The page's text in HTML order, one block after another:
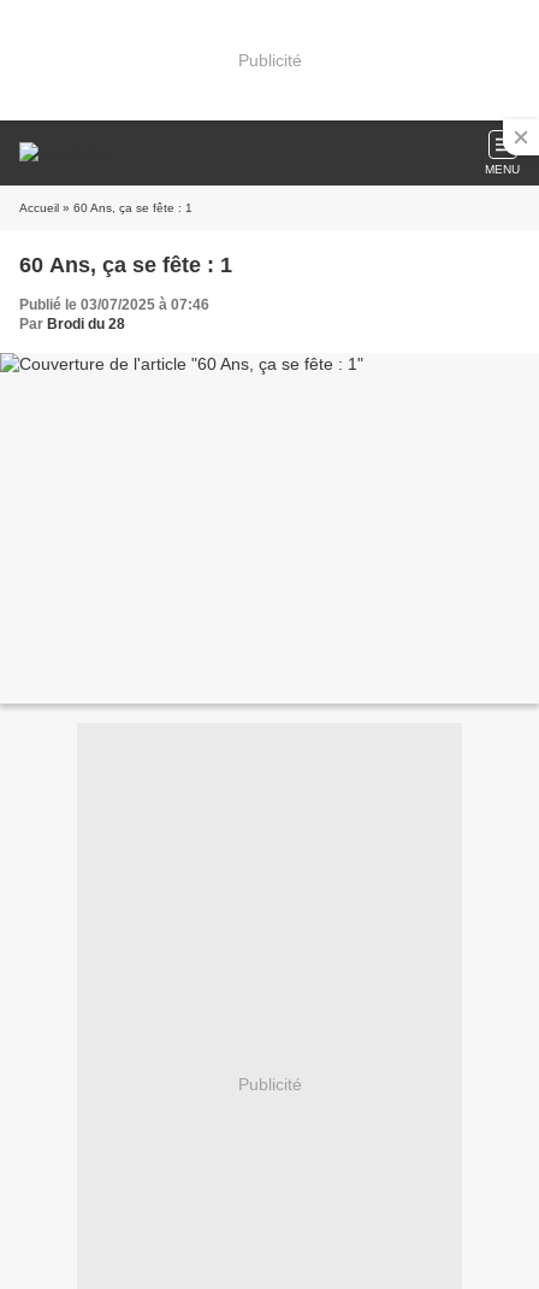
Publicité
MENU
Accueil » 60 Ans, ça se fête : 1
60 Ans, ça se fête : 1
Publié le 03/07/2025 à 07:46
Par Brodi du 28
Publicité